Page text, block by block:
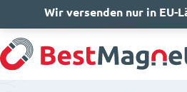
Wir versenden nur in EU-